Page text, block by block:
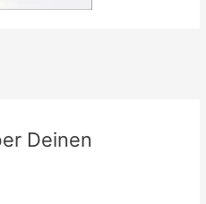
Deinen